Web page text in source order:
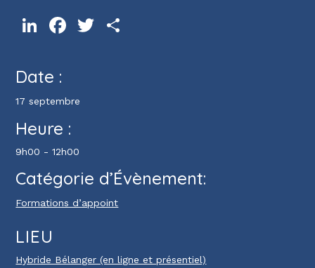
LinkedInFacebookTwitter
Date :
17 septembre
Heure :
9h00 - 12h00
Catégorie d’Évènement:
Formations d’appoint
LIEU
Hybride Bélanger (en ligne et présentiel)